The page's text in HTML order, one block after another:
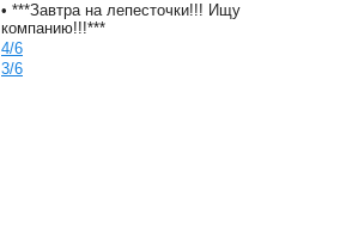
• ***Завтра на лепесточки!!! Ищу
компанию!!!***
4/6
3/6